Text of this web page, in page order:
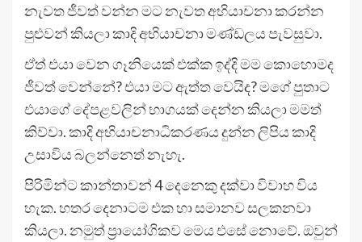
නැවත ජීවත් වන්න මට නැවත අභියාචනා කරන්න
පුළුවන් කියලා කාදි අභියාචනා මණ්ඩලය පැවසුවා.
ඒත් එයා වෙන ගෑනියෙක් එක්ක ඉද්දි මම කොහොමද
ජීවත් වෙන්නේ? එයා මට ඇත්ත වෙයිද? මගේ පුතාට
එයාගේ දේපළවලින් භාගයක් දෙන්න කියලා මමත්
කිව්වා. කාදි අභියාචනාධිකරණය දුන්න ලිපිය කාදි
උසාවිය ​​බලන්නෙත් නැහැ.
පිරිමින්ට කාන්තාවන් 4 දෙනෙකු දක්වා විවාහ විය
හැක. හතර දෙනාටම එක හා සමානව සලකනවා
කියලා. නමුත් ප්‍රායෝගිකව මෙය එසේ නොවේ. ඔවුන්